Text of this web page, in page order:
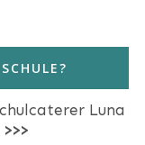
Luna